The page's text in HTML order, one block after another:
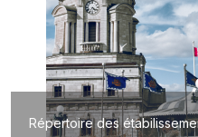
Répertoire des